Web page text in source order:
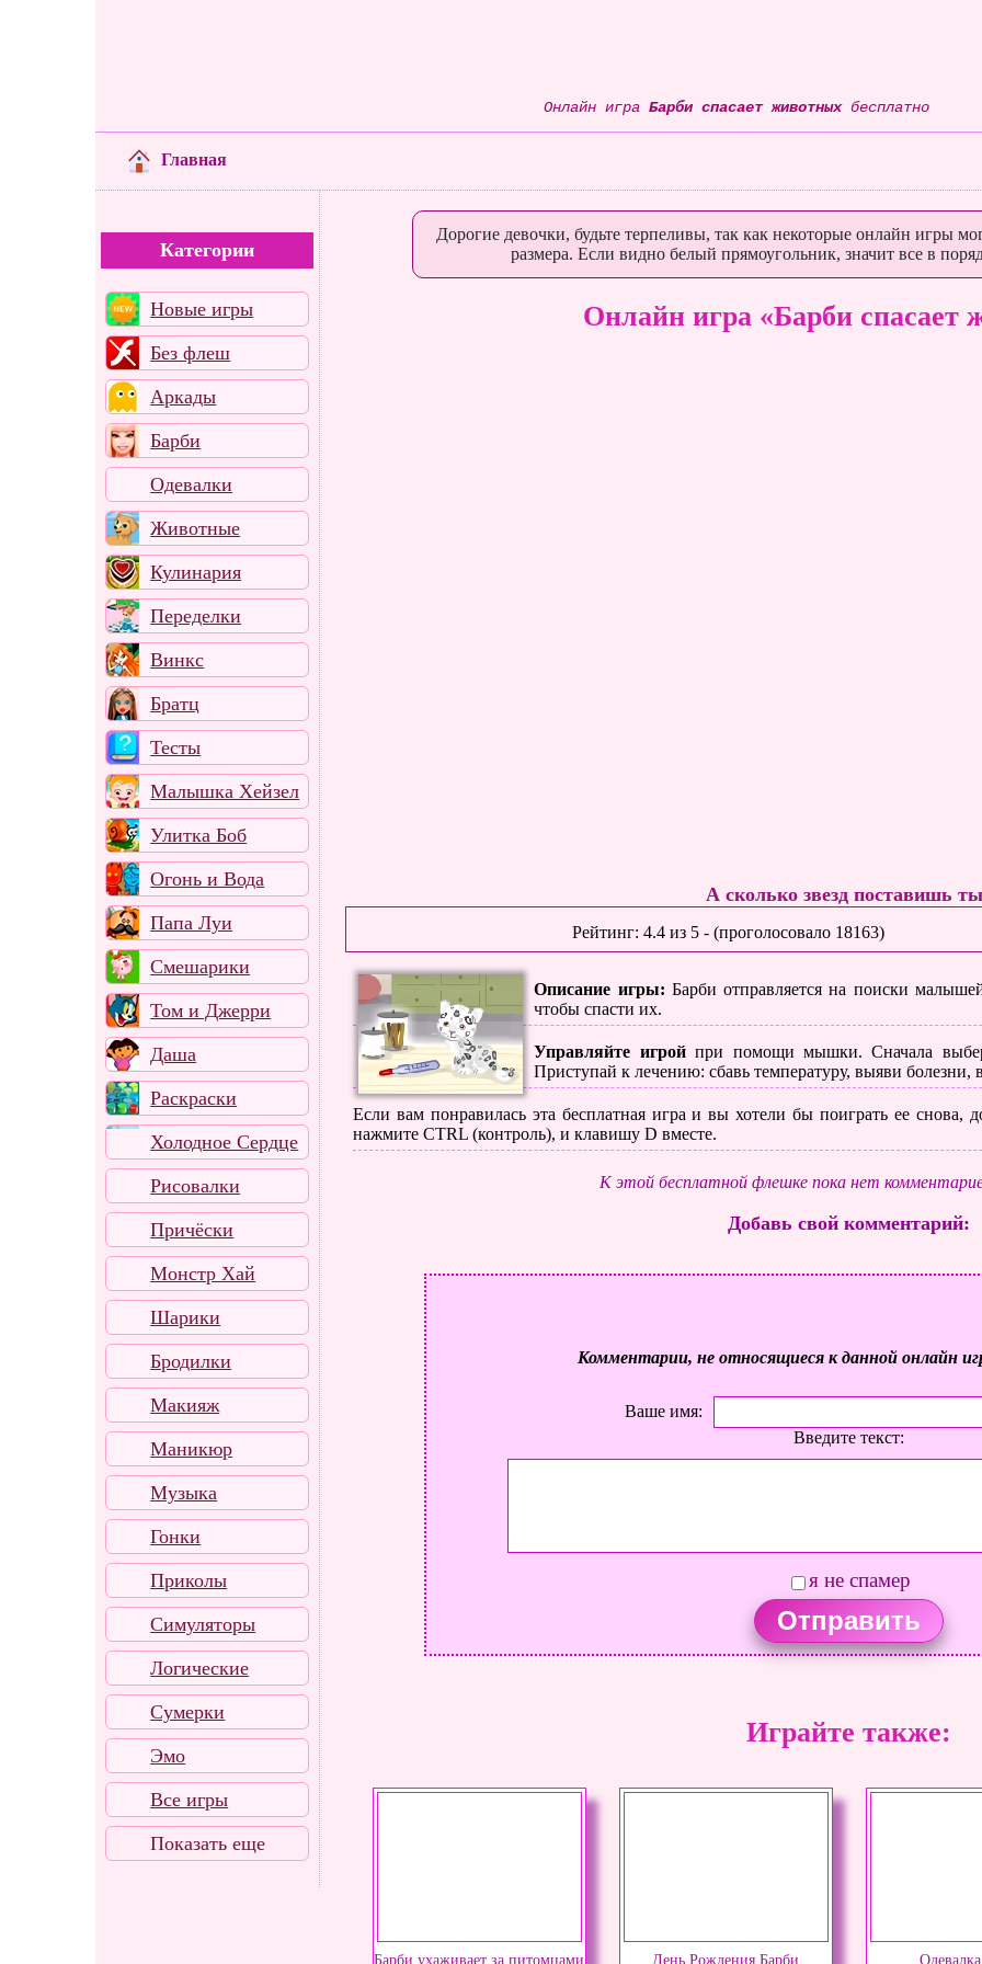
Онлайн игра Барби спасает животныхбесплатно
Главная
Категории
Новые игры
Без флеш
Аркады
Барби
Одевалки
Животные
Кулинария
Переделки
Винкс
Братц
Тесты
Малышка Хейзел
Улитка Боб
Огонь и Вода
Папа Луи
Смешарики
Том и Джерри
Даша
Раскраски
Холодное Сердце
Рисовалки
Причёски
Монстр Хай
Шарики
Бродилки
Макияж
Маникюр
Музыка
Гонки
Приколы
Симуляторы
Логические
Сумерки
Эмо
Все игры
Показать еще
Дорогие девочки, будьте терпеливы, так как некоторые онлайн игры
размера. Если видно белый прямоугольник, значит все в
Онлайн игра «Барби спасает
А сколько звезд поставишь
Рейтинг:4.4 из 5 - (проголосовало 18163)
Описание игры: Барби отправляется на поиски
чтобы спасти их.
Управляйте игройпри помощи мышки. Сначала
Приступай к лечению: сбавь температуру, выяви
Если вам понравилась эта бесплатная игра и вы хотели бы поиграть ее снова,
нажмите CTRL (контроль), и клавишу D вместе.
К этой бесплатной флешке пока нет
Добавь свой комментарий:
Комментарии, не относящиеся к данной онлайн
Ваше имя:
Введите текст:
я не спамер
Играйте также:
Барби ухаживает за питомцами День Рождения Барби